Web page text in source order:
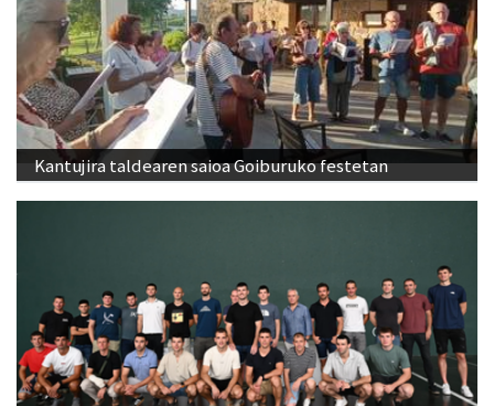
Kantujira taldearen saioa Goiburuko festetan